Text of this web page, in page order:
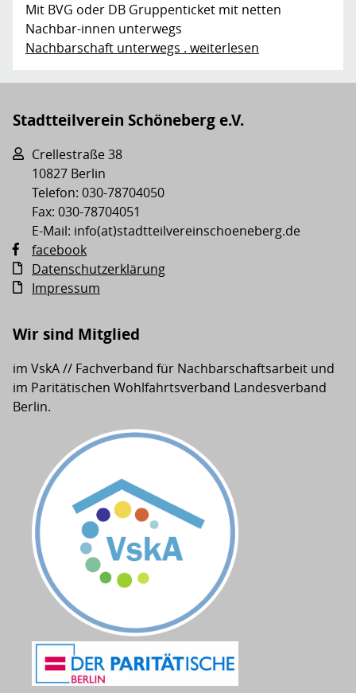
Mit BVG oder DB Gruppenticket mit netten
Nachbar-innen unterwegs
Nachbarschaft unterwegs . weiterlesen
Stadtteilverein Schöneberg e.V.
Crellestraße 38
10827 Berlin
Telefon: 030-78704050
Fax: 030-78704051
E-Mail: info(at)stadtteilvereinschoeneberg.de
facebook
Datenschutzerklärung
Impressum
Wir sind Mitglied
im VskA // Fachverband für Nachbarschaftsarbeit und
im Paritätischen Wohlfahrtsverband Landesverband
Berlin.